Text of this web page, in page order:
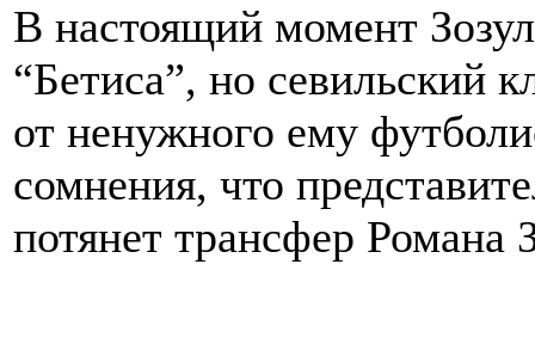
В настоящий момент
“Бетиса”, но севильский
от ненужного ему
сомнения, что
потянет трансфер Романа